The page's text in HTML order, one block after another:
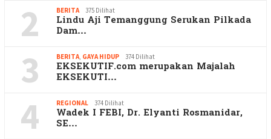
2 BERITA 375 Dilihat
Lindu Aji Temanggung Serukan Pilkada
Dam…
3 BERITA, GAYA HIDUP 374 Dilihat
EKSEKUTIF.com merupakan Majalah
EKSEKUTI…
4 REGIONAL 374 Dilihat
Wadek I FEBI, Dr. Elyanti Rosmanidar,
SE…